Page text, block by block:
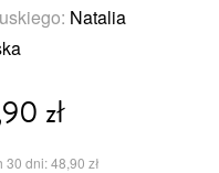
Natalia
zł
dni: 48,90 zł